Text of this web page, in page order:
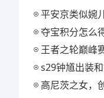
平安京类似婉儿
夺宝积分怎么
王者之轮巅峰赛
s29钟馗出装
高尼茨之女，